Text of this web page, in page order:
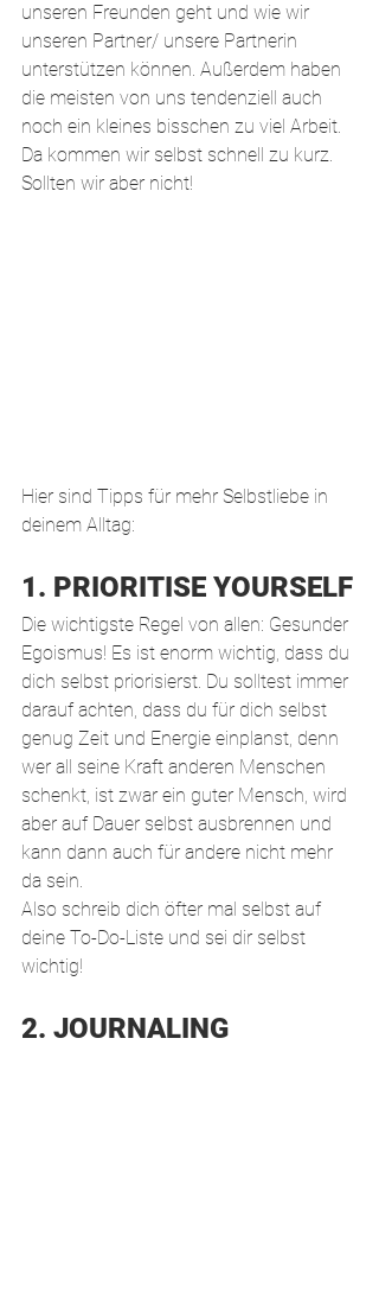
unseren Freunden geht und wie wir
unseren Partner/ unsere Partnerin
unterstützen können. Außerdem haben
die meisten von uns tendenziell auch
noch ein kleines bisschen zu viel Arbeit.
Da kommen wir selbst schnell zu kurz.
Sollten wir aber nicht!
Hier sind Tipps für mehr Selbstliebe in
deinem Alltag:
1. PRIORITISE YOURSELF
Die wichtigste Regel von allen: Gesunder
Egoismus! Es ist enorm wichtig, dass du
dich selbst priorisierst. Du solltest immer
darauf achten, dass du für dich selbst
genug Zeit und Energie einplanst, denn
wer all seine Kraft anderen Menschen
schenkt, ist zwar ein guter Mensch, wird
aber auf Dauer selbst ausbrennen und
kann dann auch für andere nicht mehr
da sein.
Also schreib dich öfter mal selbst auf
deine To-Do-Liste und sei dir selbst
wichtig!
2. JOURNALING